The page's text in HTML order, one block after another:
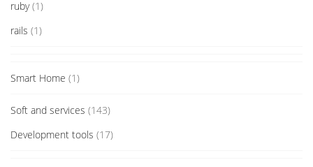
ruby(1)
rails (1)
Smart Home (1)
Soft and services (143)
Development tools (17)